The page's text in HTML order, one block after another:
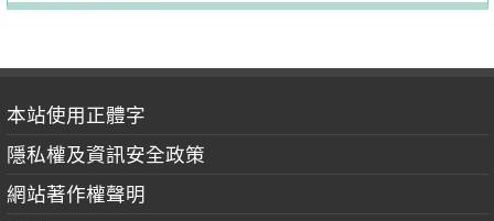
本站使用正體字
隱私權及資訊安全政策
網站著作權聲明